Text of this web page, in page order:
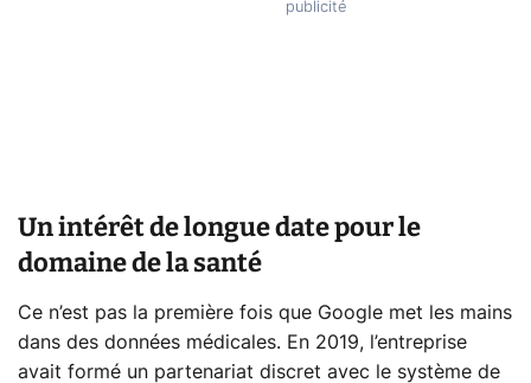
Un intérêt de longue date pour le
domaine de la santé
Ce n’est pas la première fois que Google met les mains
dans des données médicales. En 2019, l’entreprise
avait formé un partenariat discret avec le système de